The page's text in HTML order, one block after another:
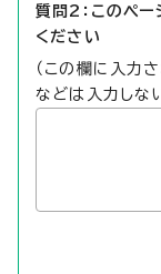
質問2：このペ
ください
（この欄に入力
などは入力しな